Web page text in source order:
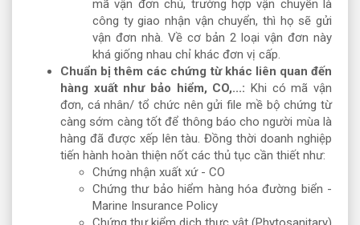
mã vận đơn chủ, trường hợp vận chuyển là
công ty giao nhận vận chuyển, thì họ sẽ gửi
vận đơn nhà. Về cơ bản 2 loại vận đơn này
khá giống nhau chỉ khác đơn vị cấp.
Chuẩn bị thêm các chứng từ khác liên quan đến
hàng xuất như bảo hiểm, CO,...: Khi có mã vận
đơn, cá nhân/ tổ chức nên gửi file mề bộ chứng từ
càng sớm càng tốt để thông báo cho người mùa là
hàng đã được xếp lên tàu. Đồng thời doanh nghiệp
tiến hành hoàn thiện nốt các thủ tục cần thiết như:
Chứng nhận xuất xứ - CO
Chứng thư bảo hiểm hàng hóa đường biển -
Marine Insurance Policy